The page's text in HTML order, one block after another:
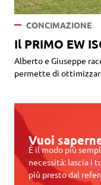
CONCIMAZIONE
Il PRIMO EW
Alberto e Giuseppe
permette di
Vuoi
È il modo più
necessità: lascia i
più presto dal